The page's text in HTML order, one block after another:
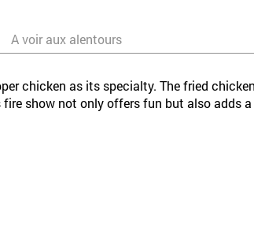
A voir aux alentours
chicken as its specialty. The fried
show not only offers fun but also adds